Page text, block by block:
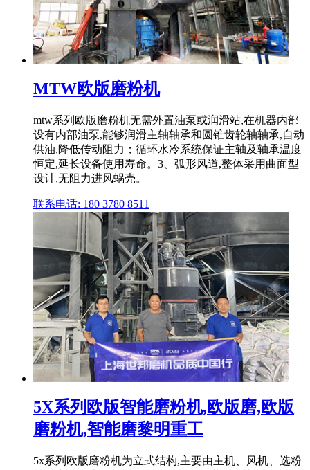
MTW欧版磨粉机
mtw系列欧版磨粉机无需外置油泵或润滑站,在机器内部
设有内部油泵,能够润滑主轴轴承和圆锥齿轮轴轴承,自动
供油,降低传动阻力；循环水冷系统保证主轴及轴承温度
恒定,延长设备使用寿命。3、弧形风道,整体采用曲面型
设计,无阻力进风蜗壳。
联系电话: 180 3780 8511
5X系列欧版智能磨粉机,欧版磨,欧版
磨粉机,智能磨黎明重工
5x系列欧版磨粉机为立式结构,主要由主机、风机、选粉